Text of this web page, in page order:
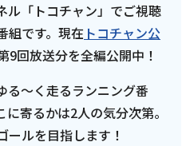
年1月5日
ビ
走りませんか？：
紅葉狩りRUN！【後
始】
ル「トコチャン」でご視聴
組です。現在 トコチャン公
9回放送分を全編公開中！
る～く走るランニング番
寄るかは2人の気分次第。
ルを目指します！